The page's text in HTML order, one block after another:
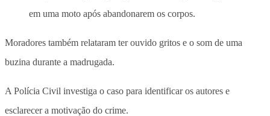
em uma moto após abandonarem os corpos.
Moradores também relataram ter ouvido gritos e o som de uma
buzina durante a madrugada.
A Polícia Civil investiga o caso para identificar os autores e
esclarecer a motivação do crime.